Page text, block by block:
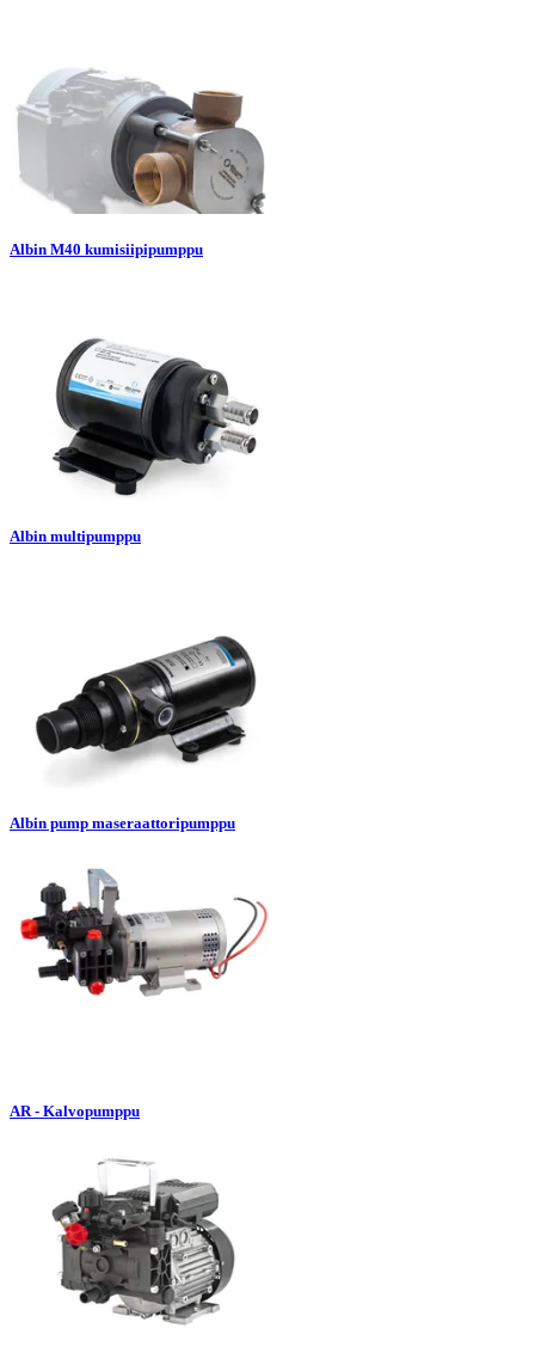
Albin M40 kumisiipipumppu
Albin multipumppu
Albin pump maseraattoripumppu
AR - Kalvopumppu